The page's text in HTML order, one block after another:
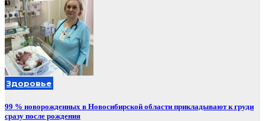
Здоровье
99 % новорожденных в Новосибирской области прикладывают к груди
сразу после рождения